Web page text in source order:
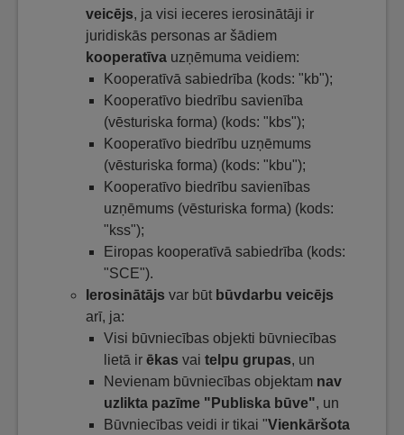
veicējs, ja visi ieceres ierosinātāji ir
juridiskās personas ar šādiem
kooperatīva uzņēmuma veidiem:
Kooperatīvā sabiedrība (kods: "kb");
Kooperatīvo biedrību savienība
(vēsturiska forma) (kods: "kbs");
Kooperatīvo biedrību uzņēmums
(vēsturiska forma) (kods: "kbu");
Kooperatīvo biedrību savienības
uzņēmums (vēsturiska forma) (kods:
"kss");
Eiropas kooperatīvā sabiedrība (kods:
"SCE").
Ierosinātājs var būt būvdarbu veicējs
arī, ja:
Visi būvniecības objekti būvniecības
lietā ir ēkas vai telpu grupas, un
Nevienam būvniecības objektam nav
uzlikta pazīme "Publiska būve", un
Būvniecības veidi ir tikai "Vienkāršota